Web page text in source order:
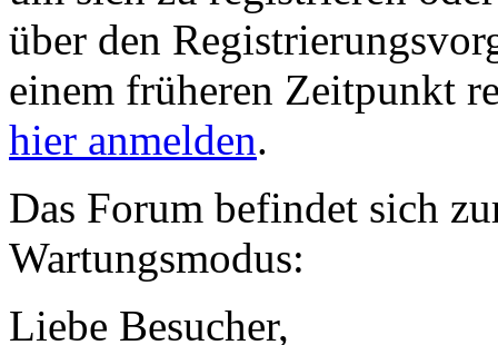
über den
einem früheren Zeitpunkt
hier anmelden.
Das Forum befindet sich
Wartungsmodus:
Liebe Besucher,